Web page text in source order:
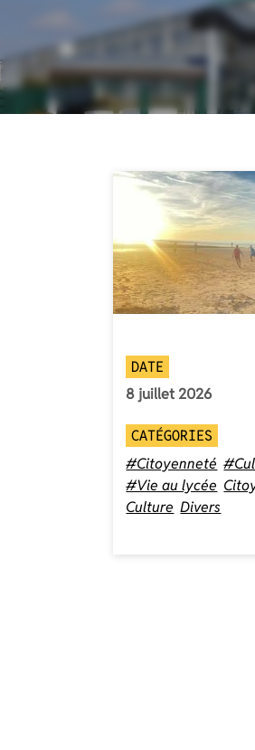
DATE
8 juillet 2026
CATÉGORIES
#Citoyenneté
#Vie au lycée
Culture Divers